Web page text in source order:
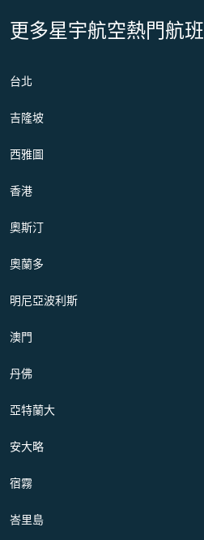
更多星宇航空熱門航班
台北
吉隆坡
西雅圖
香港
奧斯汀
奧蘭多
明尼亞波利斯
澳門
丹佛
亞特蘭大
安大略
宿霧
峇里島